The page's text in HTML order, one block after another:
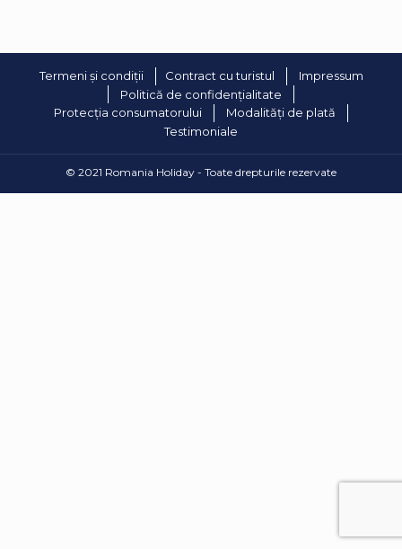
Termeni și condiții Contract cu turistul
Impressum
Politică de confidențialitate
Protecția consumatorului
Modalități de plată
Testimoniale
© 2021 Romania Holiday - Toate drepturile rezervate